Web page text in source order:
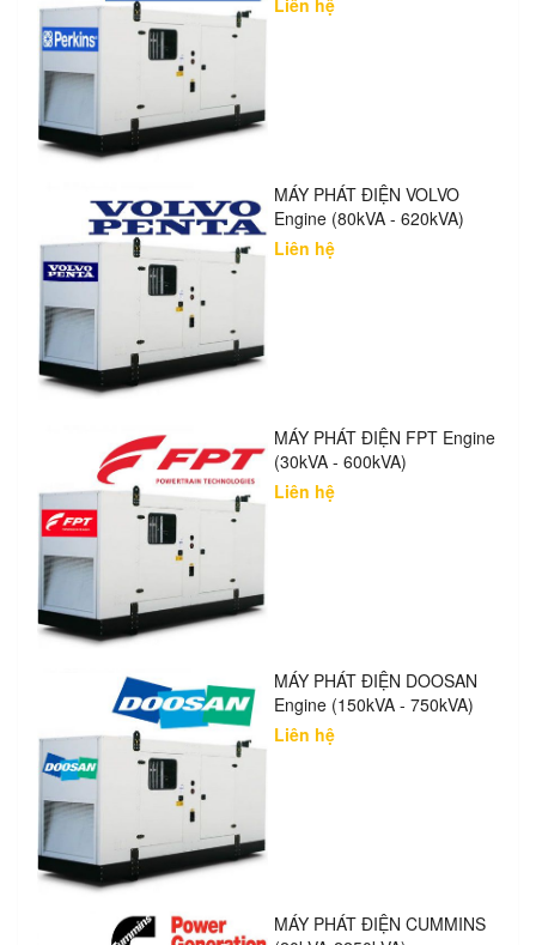
MÁY PHÁT ĐIỆN VOLVO
Engine (80kVA - 620kVA)
Liên hệ
MÁY PHÁT ĐIỆN FPT Engine
(30kVA - 600kVA)
Liên hệ
MÁY PHÁT ĐIỆN DOOSAN
Engine (150kVA - 750kVA)
Liên hệ
MÁY PHÁT ĐIỆN CUMMINS